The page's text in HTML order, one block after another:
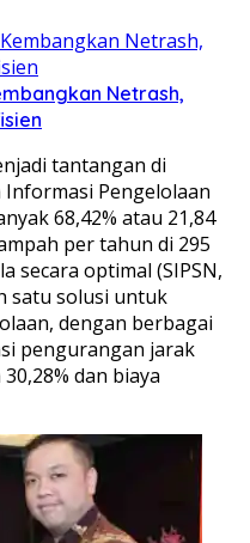
Netrash,
tantangan di
Informasi Pengelolaan
68,42% atau 21,84
per tahun di 295
secara optimal (SIPSN,
satu solusi untuk
dengan berbagai
pengurangan jarak
dan biaya